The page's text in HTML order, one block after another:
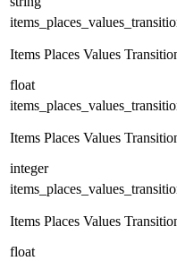
Items Places Values
float
Items Places Values
integer
Items Places Values
float